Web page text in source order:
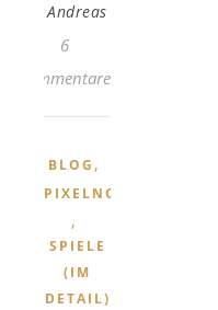
Andreas
6
Kommentare
BLOG ,
PIXELNOSTALGIE
,
SPIELE
(IM
DETAIL)